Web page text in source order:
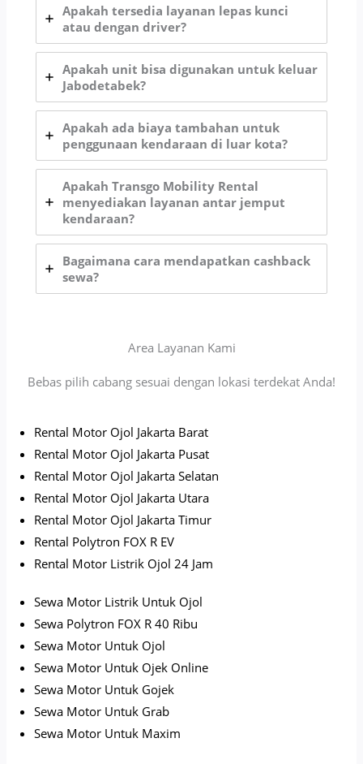
Apakah tersedia layanan lepas kunci
atau dengan driver?
Apakah unit bisa digunakan untuk keluar
Jabodetabek?
Apakah ada biaya tambahan untuk
penggunaan kendaraan di luar kota?
Apakah Transgo Mobility Rental
menyediakan layanan antar jemput
kendaraan?
Bagaimana cara mendapatkan cashback
sewa?
Area Layanan Kami
Bebas pilih cabang sesuai dengan lokasi terdekat Anda!
Rental Motor Ojol Jakarta Barat
Rental Motor Ojol Jakarta Pusat
Rental Motor Ojol Jakarta Selatan
Rental Motor Ojol Jakarta Utara
Rental Motor Ojol Jakarta Timur
Rental Polytron FOX R EV
Rental Motor Listrik Ojol 24 Jam
Sewa Motor Listrik Untuk Ojol
Sewa Polytron FOX R 40 Ribu
Sewa Motor Untuk Ojol
Sewa Motor Untuk Ojek Online
Sewa Motor Untuk Gojek
Sewa Motor Untuk Grab
Sewa Motor Untuk Maxim